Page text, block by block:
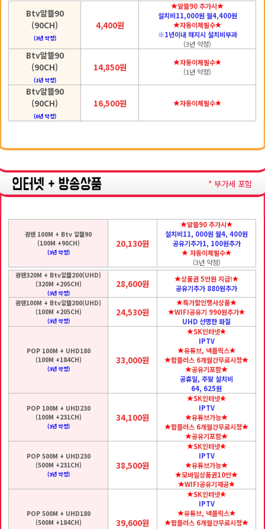
Btv알뜰90
(90CH)
(3년 약정)
4,400원
알뜰90 추가시
설치비11,000원 월4,400원
자동이체필수
※1년이내 해지시 설치비부과
(3년 약정)
Btv알뜰90
(90CH)
(1년 약정)
14,850원
자동이체필수
(1년 약정)
Btv알뜰90
(90CH)
(0년 약정)
16,500원 자동이체필수
* 부가세 포함
광랜 100M + Btv 알뜰90
(100M +90CH)
(3년 약정)
20,130원
알뜰90 추가시
설치비11, 000원 월4, 400원
공유기추가1, 100원추가
자동이체필수
(3년 약정)
광랜320M + Btv알뜰200(UHD)
(320M +205CH)
(3년 약정)
28,600원
상품권 5만원 지급!
공유기추가 880원추가
광랜100M + Btv알뜰200(UHD)
(100M +205CH)
(3년 약정)
24,530원
특가할인행사상품
WIFI공유기 990원추가
UHD 선명한 화질
POP 100M + UHD180
(100M +184CH)
(3년 약정)
33,000원
SK인터넷
IPTV
유튜브, 넥플릭스
팝플러스 6개월간무료시청
공유기포함
공휴일, 주말 설치비
64, 625원
POP 100M + UHD230
(100M +231CH)
(3년 약정)
34,100원
SK인터넷
IPTV
유튜브가능
팝플러스 6개월간무료시청
공유기포함
POP 500M + UHD230
(500M +231CH)
(3년 약정)
38,500원
SK인터넷
IPTV
유튜브가능
모바일상품권10만
WIFI공유기제공
POP 500M + UHD180
(500M +184CH)
39,600원
SK인터넷
IPTV
유튜브, 넥플릭스
팝플러스 6개월간무료시청